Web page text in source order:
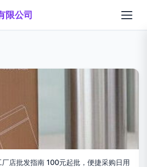
限公司
店批发指南 100元起批，便捷采购日用